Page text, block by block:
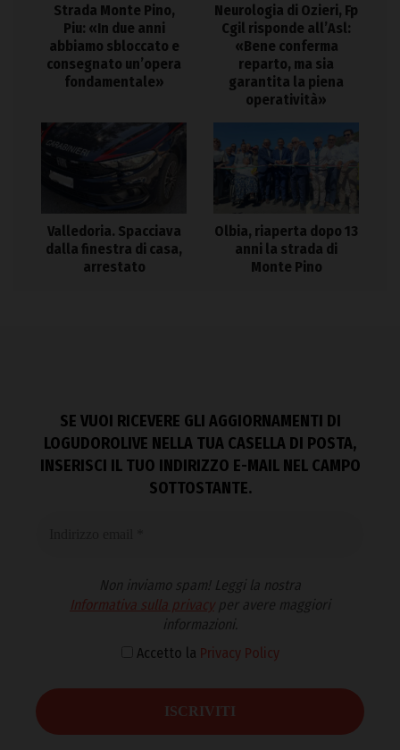
Strada Monte Pino,
Piu: «In due anni
abbiamo sbloccato e
consegnato un’opera
fondamentale»
Neurologia di Ozieri, Fp
Cgil risponde all’Asl:
«Bene conferma
reparto, ma sia
garantita la piena
operatività»
Valledoria. Spacciava
dalla finestra di casa,
arrestato
Olbia, riaperta dopo 13
anni la strada di
Monte Pino
SE VUOI RICEVERE GLI AGGIORNAMENTI DI
LOGUDOROLIVE NELLA TUA CASELLA DI POSTA,
INSERISCI IL TUO INDIRIZZO E-MAIL NEL CAMPO
SOTTOSTANTE.
Non inviamo spam! Leggi la nostra
Informativa sulla privacyper avere maggiori
informazioni.
Accetto la Privacy Policy